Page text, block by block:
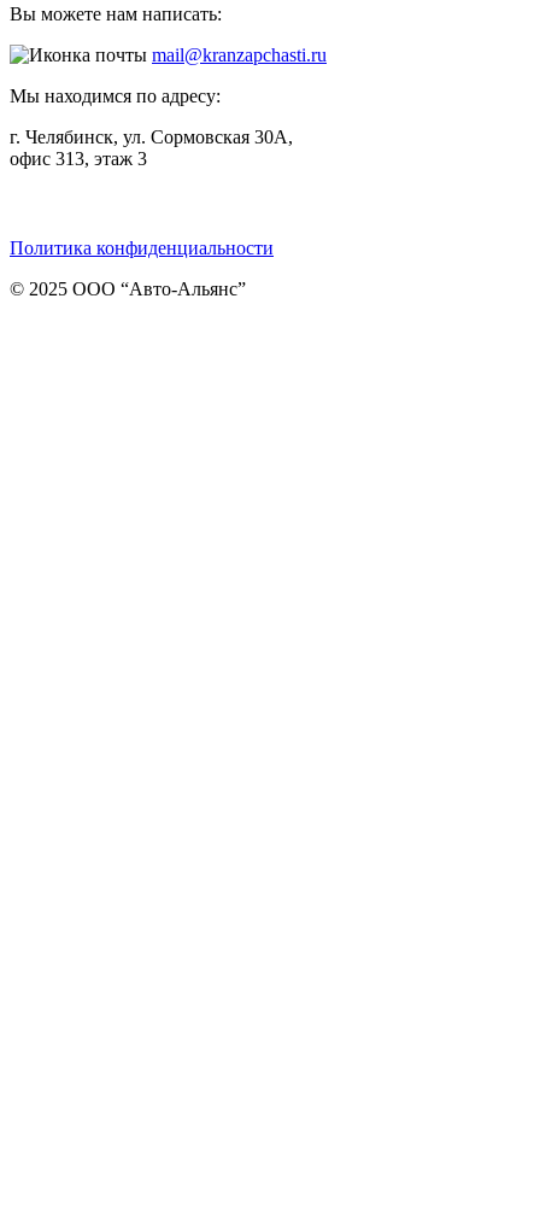
Вы можете нам написать:
mail@kranzapchasti.ru
Мы находимся по адресу:
г. Челябинск, ул. Сормовская 30А,
офис 313, этаж 3
Политика конфиденциальности
© 2025 ООО “Авто-Альянс”